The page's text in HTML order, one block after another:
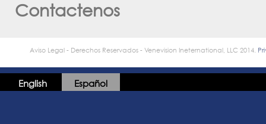
English Español
Contactenos
Aviso Legal - Derechos Reservados - Venevision Ineternational, LLC 2014.